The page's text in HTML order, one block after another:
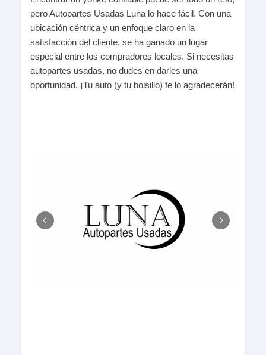
pero Autopartes Usadas Luna lo hace fácil. Con una
ubicación céntrica y un enfoque claro en la
satisfacción del cliente, se ha ganado un lugar
especial entre los compradores locales. Si necesitas
autopartes usadas, no dudes en darles una
oportunidad. ¡Tu auto (y tu bolsillo) te lo agradecerán!